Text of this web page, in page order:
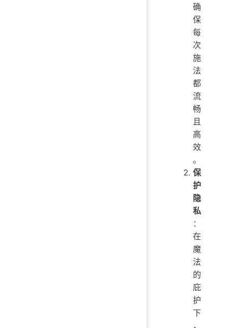
确
保
每
次
施
法
都
流
畅
且
高
效
。
保
护
隐
私
：
在
魔
法
的
庇
护
下
，